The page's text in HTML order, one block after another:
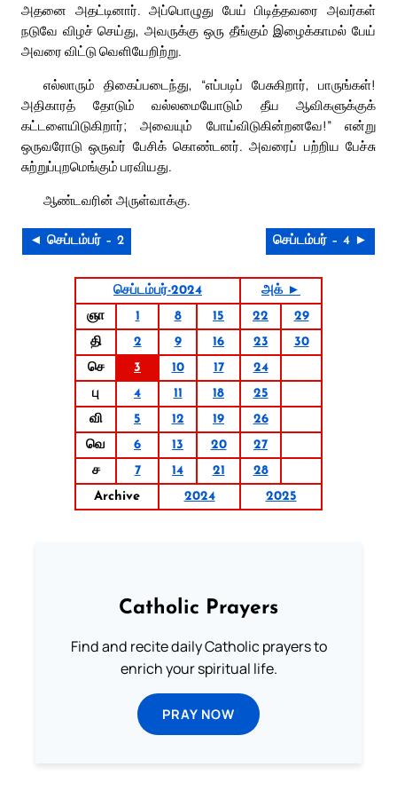
அதனை அதட்டினார். அப்பொழுது பேய் பிடித்தவரை அவர்கள்
நடுவே விழச் செய்து, அவருக்கு ஒரு தீங்கும் இழைக்காமல் பேய்
அவரை விட்டு வெளியேறிற்று.
எல்லாரும் திகைப்படைந்து, “எப்படிப் பேசுகிறார், பாருங்கள்!
அதிகாரத் தோடும் வல்லமையோடும் தீய ஆவிகளுக்குக்
கட்டளையிடுகிறார்; அவையும் போய்விடுகின்றனவே!” என்று
ஒருவரோடு ஒருவர் பேசிக் கொண்டனர். அவரைப் பற்றிய பேச்சு
சுற்றுப்புறமெங்கும் பரவியது.
ஆண்டவரின் அருள்வாக்கு.
◄ செப்டம்பர் – 2 செப்டம்பர் – 4 ►
செப்டம்பர்-2024
அக் ►
ஞா
1 8 15 22
29
தி
2 9 16 23
30
செ
3 10 17
24
பு
4 11 18
25
வி
5 12 19
26
வெ
6 13 20
27
ச
7 14 21
28
Archive
2024 2025
Catholic Prayers
Find and recite daily Catholic prayers to
enrich your spiritual life.
PRAY NOW